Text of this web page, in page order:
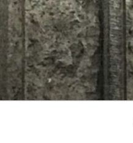
Zum
Inhalt
springen